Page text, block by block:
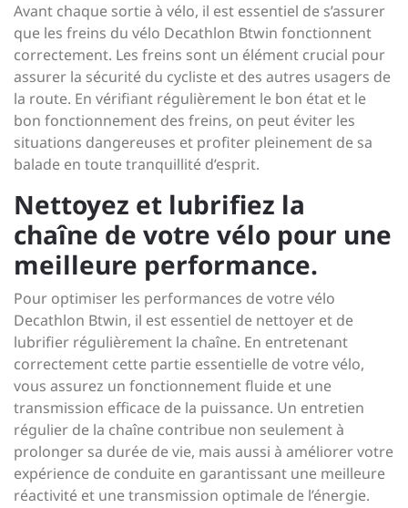
Avant chaque sortie à vélo, il est essentiel de s’assurer
que les freins du vélo Decathlon Btwin fonctionnent
correctement. Les freins sont un élément crucial pour
assurer la sécurité du cycliste et des autres usagers de
la route. En vérifiant régulièrement le bon état et le
bon fonctionnement des freins, on peut éviter les
situations dangereuses et profiter pleinement de sa
balade en toute tranquillité d’esprit.
Nettoyez et lubrifiez la
chaîne de votre vélo pour une
meilleure performance.
Pour optimiser les performances de votre vélo
Decathlon Btwin, il est essentiel de nettoyer et de
lubrifier régulièrement la chaîne. En entretenant
correctement cette partie essentielle de votre vélo,
vous assurez un fonctionnement fluide et une
transmission efficace de la puissance. Un entretien
régulier de la chaîne contribue non seulement à
prolonger sa durée de vie, mais aussi à améliorer votre
expérience de conduite en garantissant une meilleure
réactivité et une transmission optimale de l’énergie.